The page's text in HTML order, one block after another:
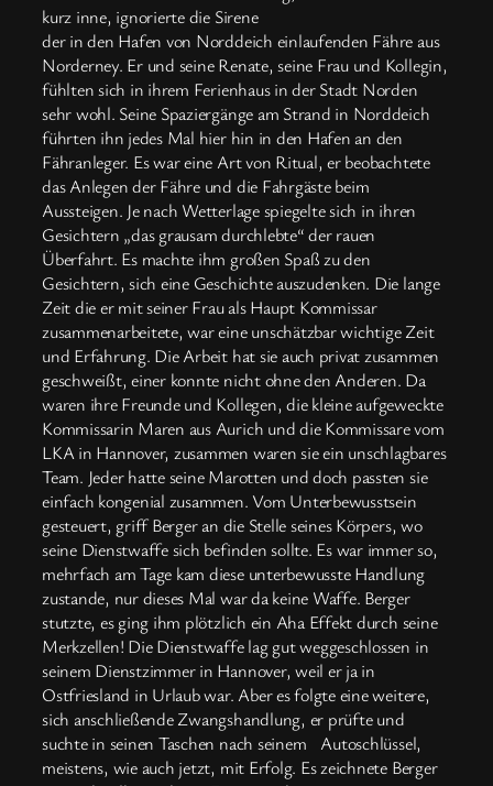
kurz inne, ignorierte die Sirene
der in den Hafen von Norddeich einlaufenden Fähre aus
Norderney. Er und seine Renate, seine Frau und Kollegin,
fühlten sich in ihrem Ferienhaus in der Stadt Norden
sehr wohl. Seine Spaziergänge am Strand in Norddeich
führten ihn jedes Mal hier hin in den Hafen an den
Fähranleger. Es war eine Art von Ritual, er beobachtete
das Anlegen der Fähre und die Fahrgäste beim
Aussteigen. Je nach Wetterlage spiegelte sich in ihren
Gesichtern „das grausam durchlebte“ der rauen
Überfahrt. Es machte ihm großen Spaß zu den
Gesichtern, sich eine Geschichte auszudenken. Die lange
Zeit die er mit seiner Frau als Haupt Kommissar
zusammenarbeitete, war eine unschätzbar wichtige Zeit
und Erfahrung. Die Arbeit hat sie auch privat zusammen
geschweißt, einer konnte nicht ohne den Anderen. Da
waren ihre Freunde und Kollegen, die kleine aufgeweckte
Kommissarin Maren aus Aurich und die Kommissare vom
LKA in Hannover, zusammen waren sie ein unschlagbares
Team. Jeder hatte seine Marotten und doch passten sie
einfach kongenial zusammen. Vom Unterbewusstsein
gesteuert, griff Berger an die Stelle seines Körpers, wo
seine Dienstwaffe sich befinden sollte. Es war immer so,
mehrfach am Tage kam diese unterbewusste Handlung
zustande, nur dieses Mal war da keine Waffe. Berger
stutzte, es ging ihm plötzlich ein Aha Effekt durch seine
Merkzellen! Die Dienstwaffe lag gut weggeschlossen in
seinem Dienstzimmer in Hannover, weil er ja in
Ostfriesland in Urlaub war. Aber es folgte eine weitere,
sich anschließende Zwangshandlung, er prüfte und
suchte in seinen Taschen nach seinem Autoschlüssel,
meistens, wie auch jetzt, mit Erfolg. Es zeichnete Berger